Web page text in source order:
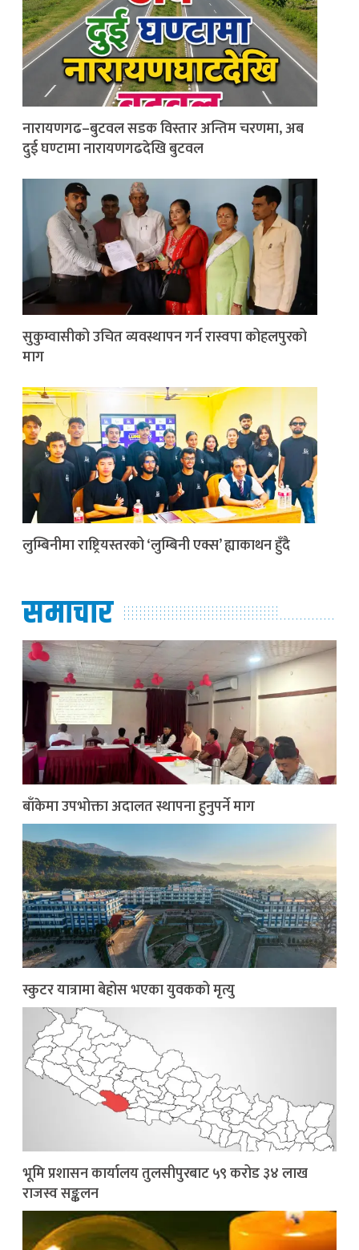
नारायणगढ–बुटवल सडक विस्तार अन्तिम चरणमा, अब
दुई घण्टामा नारायणगढदेखि बुटवल
सुकुम्वासीको उचित व्यवस्थापन गर्न रास्वपा कोहलपुरको
माग
लुम्बिनीमा राष्ट्रियस्तरको ‘लुम्बिनी एक्स’ ह्याकाथन हुँदै
समाचार
बाँकेमा उपभोक्ता अदालत स्थापना हुनुपर्ने माग
स्कुटर यात्रामा बेहोस भएका युवकको मृत्यु
भूमि प्रशासन कार्यालय तुलसीपुरबाट ५९ करोड ३४ लाख
राजस्व सङ्कलन